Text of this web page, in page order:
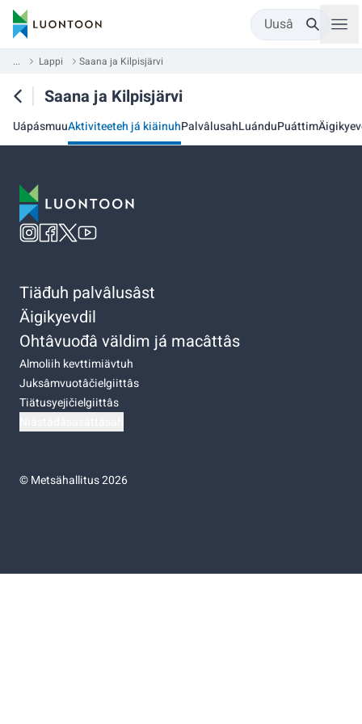
Uusâ
... Lappi Saana ja Kilpisjärvi
Saana ja Kilpisjärvi
UápásmuuAktiviteeteh já kiäinuhPalvâlusahLuánduPuáttim
Tiäđuh palvâlusâst
Äigikyevdil
Ohtâvuođâ väldim já macâttâs
Almoliih kevttimiävtuh
Juksâmvuotâčielgiittâs
Tiätusyejičielgiittâs
©Metsähallitus 2026